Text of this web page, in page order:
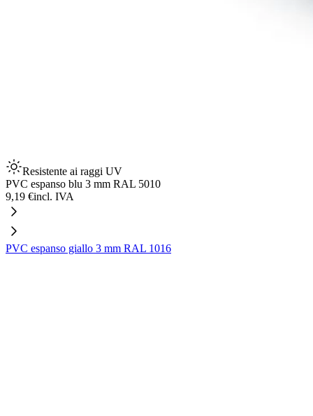
Resistente ai raggi UV
PVC espanso blu 3 mm RAL 5010
9,19 €incl. IVA
PVC espanso giallo 3 mm RAL 1016